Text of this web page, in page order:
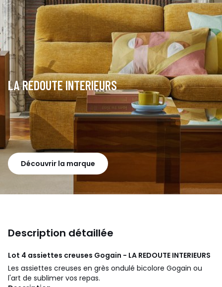
LA REDOUTE INTERIEURS
Découvrir la marque
Description détaillée
Lot 4 assiettes creuses Gogain - LA REDOUTE INTERIEURS
Les assiettes creuses en grès ondulé bicolore Gogain ou
l'art de sublimer vos repas.